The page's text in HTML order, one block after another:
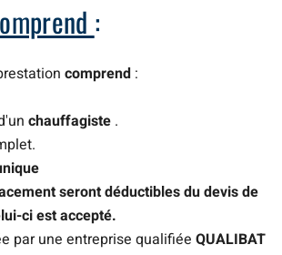
:
comprend :
chauffagiste .
seront déductibles du devis de
ci est accepté.
par une entreprise qualifiée QUALIBAT